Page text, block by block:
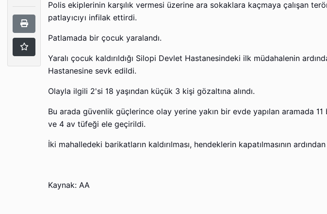
Polis ekiplerinin karşılık vermesi üzerine ara sokaklara kaçmaya çalışan
patlayıcıyı infilak ettirdi.
Patlamada bir çocuk yaralandı.
Yaralı çocuk kaldırıldığı Silopi Devlet Hastanesindeki ilk müdahalenin
Hastanesine sevk edildi.
Olayla ilgili 2'si 18 yaşından küçük 3 kişi gözaltına alındı.
Bu arada güvenlik güçlerince olay yerine yakın bir evde yapılan aramada 11
ve 4 av tüfeği ele geçirildi.
İki mahalledeki barikatların kaldırılması, hendeklerin kapatılmasının
Kaynak: AA